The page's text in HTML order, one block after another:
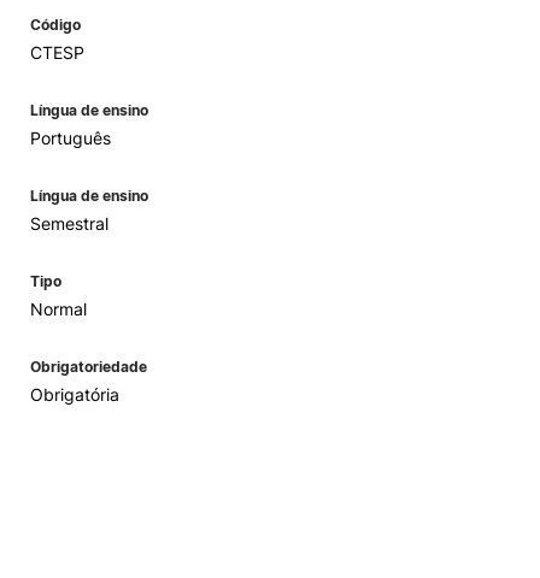
Código
CTESP
Língua de ensino
Português
Língua de ensino
Semestral
Tipo
Normal
Obrigatoriedade
Obrigatória